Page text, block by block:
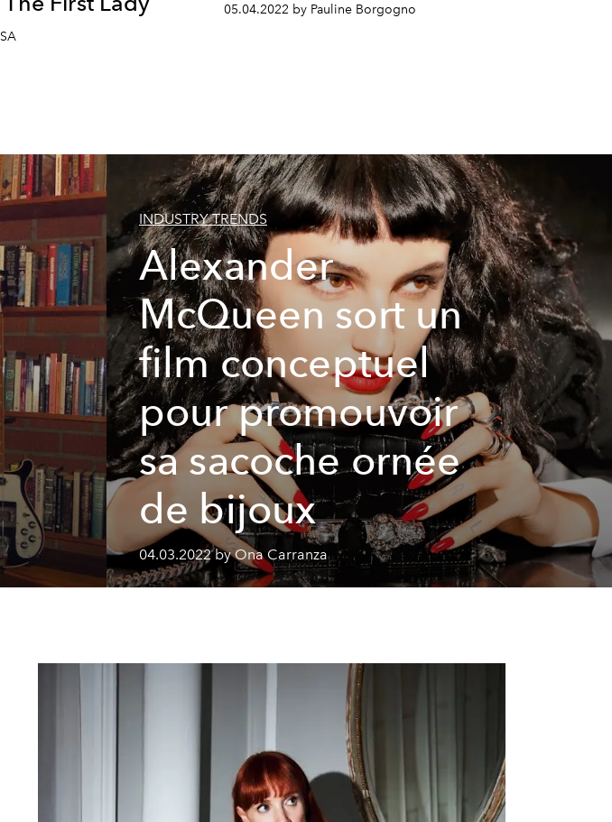
05.04.2022 by Pauline Borgogno
INDUSTRY TRENDS
Alexander
McQueen sort un
film conceptuel
pour promouvoir
sa sacoche ornée
de bijoux
04.03.2022 by Ona Carranza